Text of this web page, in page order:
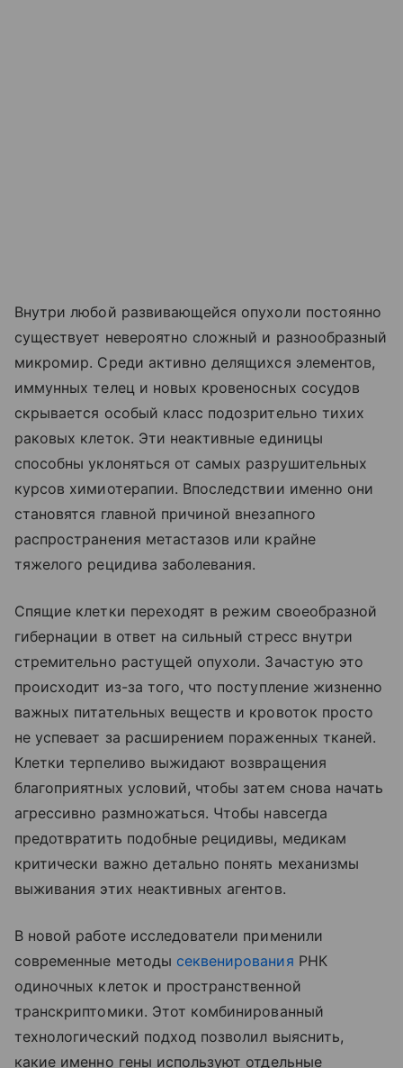
Внутри любой развивающейся опухоли постоянно
существует невероятно сложный и разнообразный
микромир. Среди активно делящихся элементов,
иммунных телец и новых кровеносных сосудов
скрывается особый класс подозрительно тихих
раковых клеток. Эти неактивные единицы
способны уклоняться от самых разрушительных
курсов химиотерапии. Впоследствии именно они
становятся главной причиной внезапного
распространения метастазов или крайне
тяжелого рецидива заболевания.
Спящие клетки переходят в режим своеобразной
гибернации в ответ на сильный стресс внутри
стремительно растущей опухоли. Зачастую это
происходит из-за того, что поступление жизненно
важных питательных веществ и кровоток просто
не успевает за расширением пораженных тканей.
Клетки терпеливо выжидают возвращения
благоприятных условий, чтобы затем снова начать
агрессивно размножаться. Чтобы навсегда
предотвратить подобные рецидивы, медикам
критически важно детально понять механизмы
выживания этих неактивных агентов.
В новой работе исследователи применили
современные методы секвенирования РНК
одиночных клеток и пространственной
транскриптомики. Этот комбинированный
технологический подход позволил выяснить,
какие именно гены используют отдельные